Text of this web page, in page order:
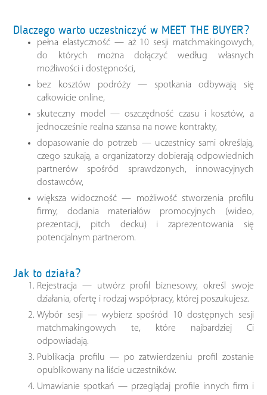
Dlaczego warto uczestniczyć w MEET THE BUYER?
pełna elastyczność — aż 10 sesji matchmakingowych,
do których można dołączyć według własnych
możliwości i dostępności,
bez kosztów podróży — spotkania odbywają się
całkowicie online,
skuteczny model — oszczędność czasu i kosztów, a
jednocześnie realna szansa na nowe kontrakty,
dopasowanie do potrzeb — uczestnicy sami określają,
czego szukają, a organizatorzy dobierają odpowiednich
partnerów spośród sprawdzonych, innowacyjnych
dostawców,
większa widoczność — możliwość stworzenia profilu
firmy, dodania materiałów promocyjnych (wideo,
prezentacji, pitch decku) i zaprezentowania się
potencjalnym partnerom.
Jak to działa?
Rejestracja — utwórz profil biznesowy, określ swoje
działania, ofertę i rodzaj współpracy, której poszukujesz.
Wybór sesji — wybierz spośród 10 dostępnych sesji
matchmakingowych te, które najbardziej Ci
odpowiadają.
Publikacja profilu — po zatwierdzeniu profil zostanie
opublikowany na liście uczestników.
Umawianie spotkań — przeglądaj profile innych firm i